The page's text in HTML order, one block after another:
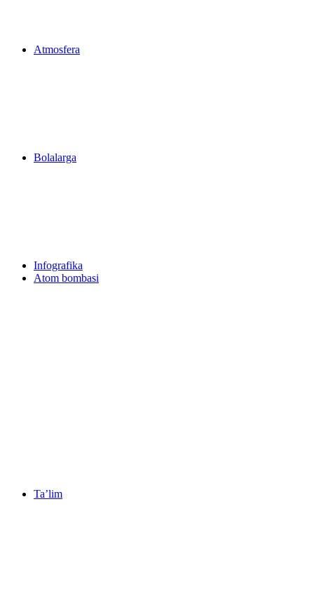
Atmosfera
Bolalarga
Infografika
Atom bombasi
Ta’lim